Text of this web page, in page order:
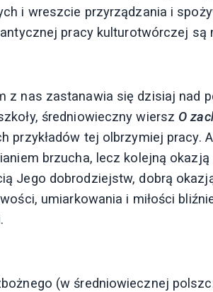
i wreszcie przyrządzania i
pracy kulturotwórczej
z nas zastanawia się dzisiaj nad
średniowieczny wiersz O
przykładów tej olbrzymiej pracy.
brzucha, lecz kolejną
Jego dobrodziejstw, dobrą
umiarkowania i miłości
(w średniowiecznej